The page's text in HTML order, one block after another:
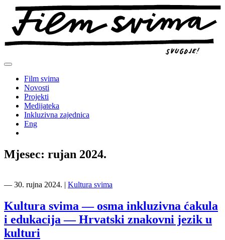
Preskoči
sadržaj
Film svima
Novosti
Projekti
Medijateka
Inkluzivna zajednica
Eng
Mjesec: rujan 2024.
― 30. rujna 2024. | Kultura svima
Kultura svima — osma inkluzivna ćakula
i edukacija — Hrvatski znakovni jezik u
kulturi